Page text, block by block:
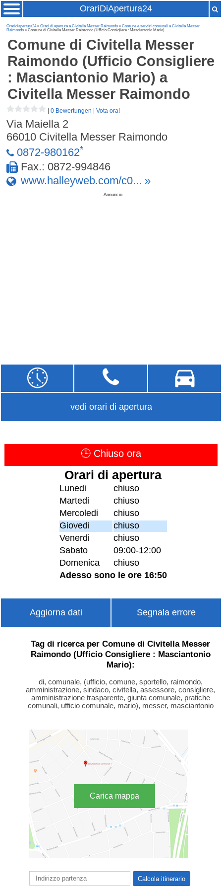
OrariDiApertura24
Oraridiapertura24»Orari di apertura a Civitella Messer Raimondo »Comune e servizi comunali a Civitella Messer
Raimondo » Comune di Civitella Messer Raimondo (Ufficio Consigliere : Masciantonio Mario)
Comune di Civitella Messer
Raimondo (Ufficio Consigliere
: Masciantonio Mario) a
Civitella Messer Raimondo
|0 Bewertungen |Vota ora!
Via Maiella 2
66010 Civitella Messer Raimondo
0872-980162*
Fax.: 0872-994846
www.halleyweb.com/c0... »
Annuncio
vedi orari di apertura
🕒 Chiuso ora
Orari di apertura
Lunedi
chiuso
Martedi
chiuso
Mercoledi
chiuso
Giovedi
chiuso
Venerdi
chiuso
Sabato
09:00-12:00
Domenica
chiuso
Adesso sono le ore 16:50
Aggiorna dati Segnala errore
Tag di ricerca per Comune di Civitella Messer
Raimondo (Ufficio Consigliere : Masciantonio
Mario):
di, comunale, (ufficio, comune, sportello, raimondo,
amministrazione, sindaco, civitella, assessore, consigliere,
amministrazione trasparente, giunta comunale, pratiche
comunali, ufficio comunale, mario), messer, masciantonio
Carica mappa